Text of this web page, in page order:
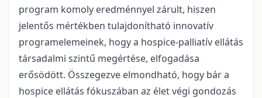
program komoly eredménnyel zárult, hiszen
jelentős mértékben tulajdonítható innovatív
programelemeinek, hogy a hospice-palliatív ellátás
társadalmi szintű megértése, elfogadása
erősödött. Összegezve elmondható, hogy bár a
hospice ellátás fókuszában az élet végi gondozás